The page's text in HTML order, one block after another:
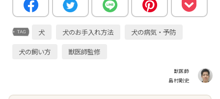
犬 犬のお手入れ方法
犬の病気・予防
犬の飼い方
獣医師監修
獣医師
島村剛史